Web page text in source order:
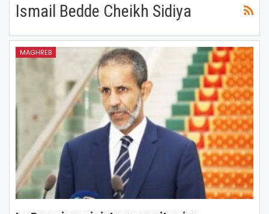
Ismail Bedde Cheikh Sidiya
MAGHREB